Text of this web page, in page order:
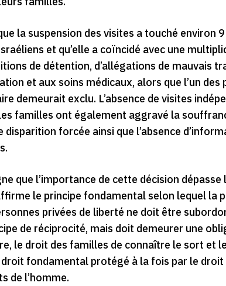
la suspension des visites a touché environ
et qu’elle a coïncidé avec une
de détention, d’allégations de mauvais
et aux soins médicaux, alors que l’un
demeurait exclu. L’absence de visites
familles ont également aggravé la
disparition forcée ainsi que l’absence
que l’importance de cette décision
le principe fondamental selon lequel la
privées de liberté ne doit être
de réciprocité, mais doit demeurer une
le droit des familles de connaître le sort et
fondamental protégé à la fois par le
de l’homme.